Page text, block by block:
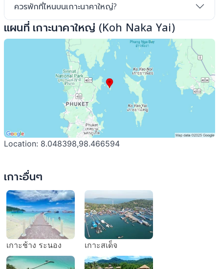
ควรพักที่ไหนบนเกาะนาคาใหญ่?
แผนที่ เกาะนาคาใหญ่ (Koh Naka Yai)
Location: 8.048398,98.466594
เกาะอื่นๆ
เกาะช้าง ระนอง เกาะสเด็จ